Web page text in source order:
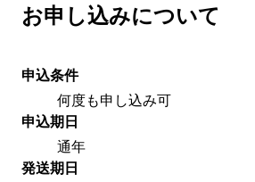
お申し込みについて
申込条件
何度も申し込み可
申込期日
通年
発送期日